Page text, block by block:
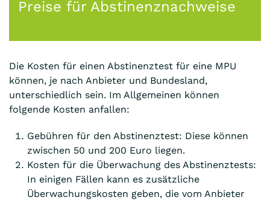
Preise für Abstinenznachweise
Die Kosten für einen Abstinenztest für eine MPU
können, je nach Anbieter und Bundesland,
unterschiedlich sein. Im Allgemeinen können
folgende Kosten anfallen:
Gebühren für den Abstinenztest: Diese können
zwischen 50 und 200 Euro liegen.
Kosten für die Überwachung des Abstinenztests:
In einigen Fällen kann es zusätzliche
Überwachungskosten geben, die vom Anbieter